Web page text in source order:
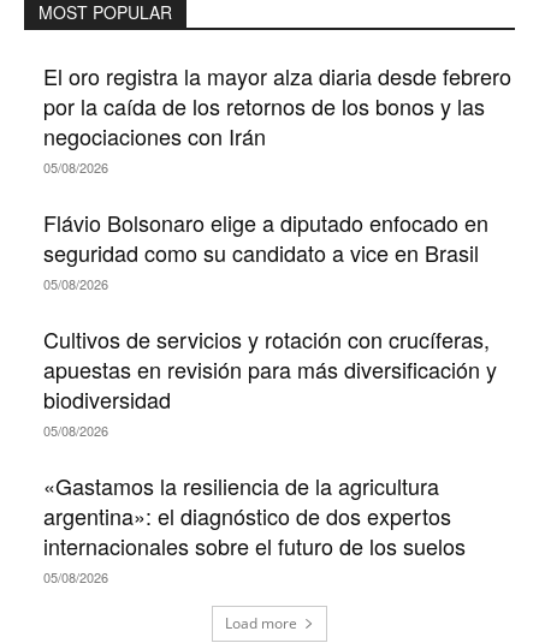
MOST POPULAR
El oro registra la mayor alza diaria desde febrero
por la caída de los retornos de los bonos y las
negociaciones con Irán
05/08/2026
Flávio Bolsonaro elige a diputado enfocado en
seguridad como su candidato a vice en Brasil
05/08/2026
Cultivos de servicios y rotación con crucíferas,
apuestas en revisión para más diversificación y
biodiversidad
05/08/2026
«Gastamos la resiliencia de la agricultura
argentina»: el diagnóstico de dos expertos
internacionales sobre el futuro de los suelos
05/08/2026
Load more